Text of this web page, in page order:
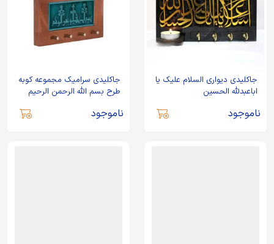
جاکلیدی دیواری السلام علیک یا
اباعبدلله الحسین
ناموجود
جاکلیدی سرامیک مجموعه کوبه
طرح بسم الله الرحمن الرحیم
ناموجود